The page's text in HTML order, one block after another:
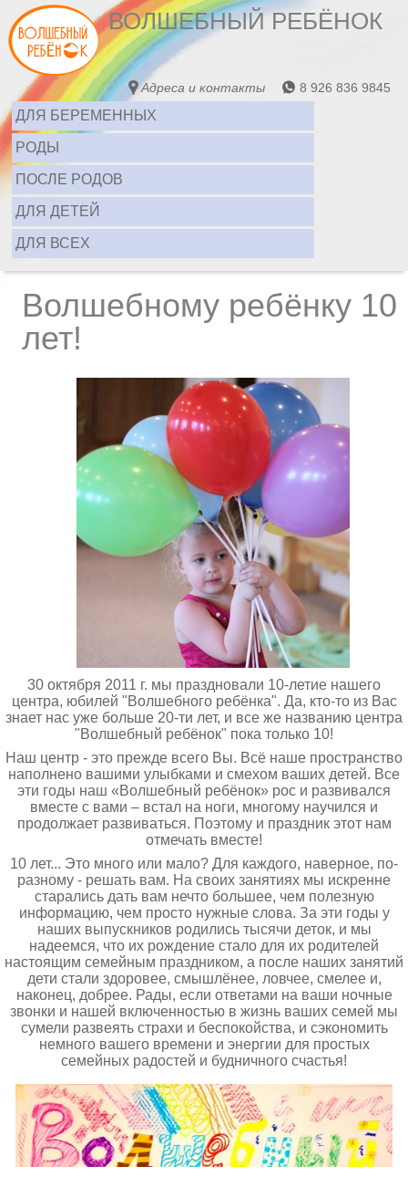
ВОЛШЕБНЫЙ РЕБЁНОК
Адреса и контакты 8 926 836 9845
ДЛЯ БЕРЕМЕННЫХ
РОДЫ
ПОСЛЕ РОДОВ
ДЛЯ ДЕТЕЙ
ДЛЯ ВСЕХ
Волшебному ребёнку 10
лет!
30 октября 2011 г. мы праздновали 10-летие нашего
центра, юбилей "Волшебного ребёнка". Да, кто-то из Вас
знает нас уже больше 20-ти лет, и все же названию центра
"Волшебный ребёнок" пока только 10!
Наш центр - это прежде всего Вы. Всё наше пространство
наполнено вашими улыбками и смехом ваших детей. Все
эти годы наш «Волшебный ребёнок» рос и развивался
вместе с вами – встал на ноги, многому научился и
продолжает развиваться. Поэтому и праздник этот нам
отмечать вместе!
10 лет... Это много или мало? Для каждого, наверное, по-
разному - решать вам. На своих занятиях мы искренне
старались дать вам нечто большее, чем полезную
информацию, чем просто нужные слова. За эти годы у
наших выпускников родились тысячи деток, и мы
надеемся, что их рождение стало для их родителей
настоящим семейным праздником, а после наших занятий
дети стали здоровее, смышлёнее, ловчее, смелее и,
наконец, добрее. Рады, если ответами на ваши ночные
звонки и нашей включенностью в жизнь ваших семей мы
сумели развеять страхи и беспокойства, и сэкономить
немного вашего времени и энергии для простых
семейных радостей и будничного счастья!